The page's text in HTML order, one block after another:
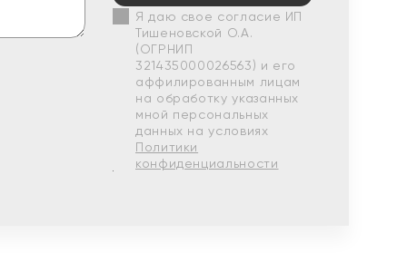
Я даю свое согласие ИП
Тишеновской О.А.
(ОГРНИП
321435000026563) и его
аффилированным лицам
на обработку указанных
мной персональных
данных на условиях
Политики
конфиденциальности